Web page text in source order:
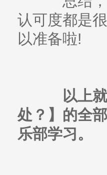
认可度都是
以准备啦!
以上就
处？】的全
乐部学习。